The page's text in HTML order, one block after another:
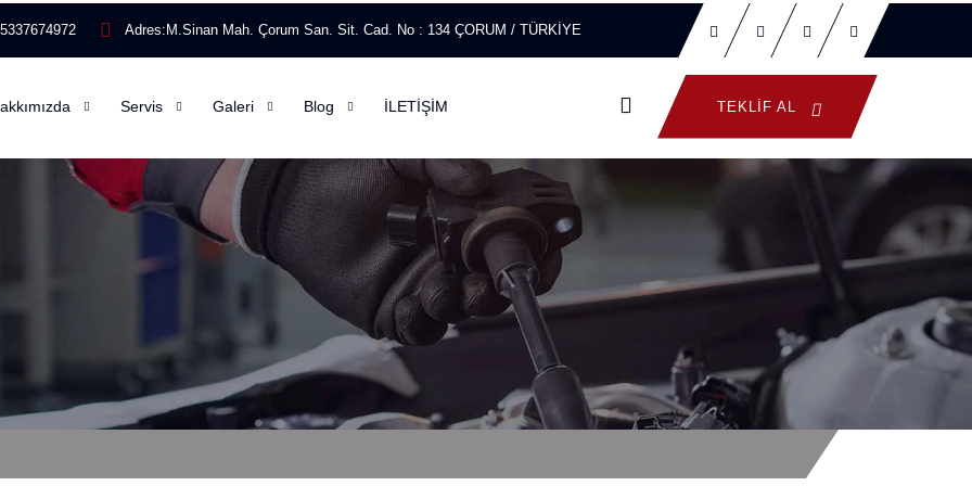
Adres: M.Sinan Mah. Çorum San. Sit. Cad. No : 134 ÇORUM / TÜRKİYE
Servis Galeri Blog İLETİŞİM TEKLIF AL